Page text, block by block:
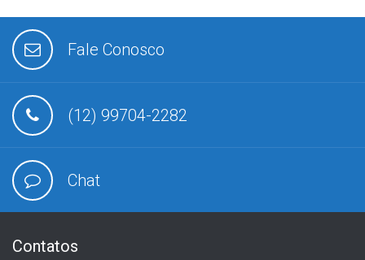
Fale Conosco
(12) 99704-2282
Chat
Contatos